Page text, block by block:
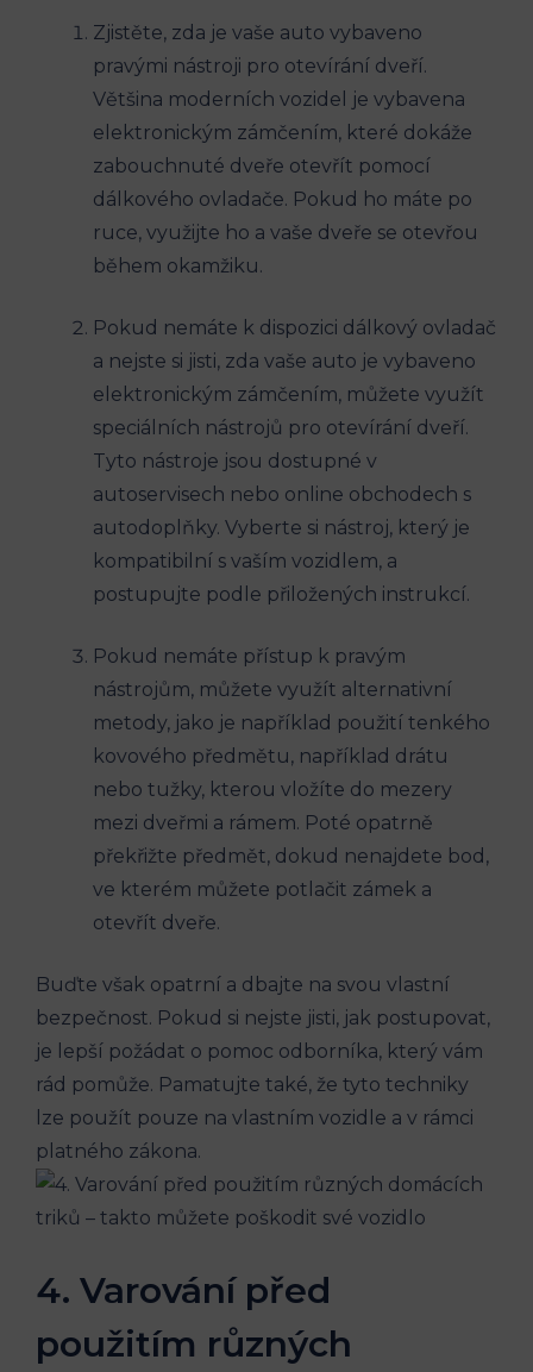
Zjistěte, zda je vaše auto vybaveno
pravými nástroji pro otevírání dveří.
Většina moderních vozidel je vybavena
elektronickým zámčením, které dokáže
zabouchnuté dveře otevřít pomocí
dálkového ovladače. Pokud ho máte po
ruce, využijte ho a vaše dveře se otevřou
během okamžiku.
Pokud nemáte k dispozici dálkový ovladač
a nejste si jisti, zda vaše auto je vybaveno
elektronickým zámčením, můžete využít
speciálních nástrojů pro otevírání dveří.
Tyto nástroje jsou dostupné v
autoservisech nebo online obchodech s
autodoplňky. Vyberte si nástroj, který je
kompatibilní s vaším vozidlem, a
postupujte podle přiložených instrukcí.
Pokud nemáte přístup k pravým
nástrojům, můžete využít alternativní
metody, jako je například použití tenkého
kovového předmětu, například drátu
nebo tužky, kterou vložíte do mezery
mezi dveřmi a rámem. Poté opatrně
překřižte předmět, dokud nenajdete bod,
ve kterém můžete potlačit zámek a
otevřít dveře.
Buďte však opatrní a dbajte na svou vlastní
bezpečnost. Pokud si nejste jisti, jak postupovat,
je lepší požádat o pomoc odborníka, který vám
rád pomůže. Pamatujte také, že tyto techniky
lze použít pouze na vlastním vozidle a v rámci
platného zákona.
4. Varování před
použitím různých